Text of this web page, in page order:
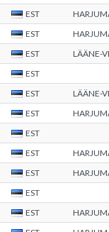
EST
EST
EST LÄÄNE-
EST
EST
LÄÄNE-
EST
EST
EST
EST
EST
EST